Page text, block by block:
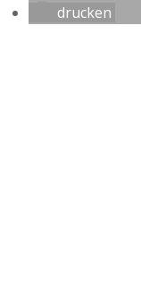
drucken